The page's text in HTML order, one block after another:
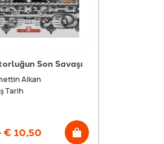
Son Savaşı
Alkan
Tarih
€ 10,50